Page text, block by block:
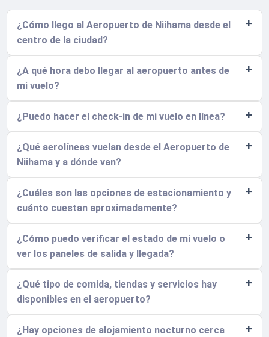
¿Cómo llego al Aeropuerto de Niihama desde el
centro de la ciudad?
¿A qué hora debo llegar al aeropuerto antes de
mi vuelo?
¿Puedo hacer el check-in de mi vuelo en línea?
¿Qué aerolíneas vuelan desde el Aeropuerto de
Niihama y a dónde van?
¿Cuáles son las opciones de estacionamiento y
cuánto cuestan aproximadamente?
¿Cómo puedo verificar el estado de mi vuelo o
ver los paneles de salida y llegada?
¿Qué tipo de comida, tiendas y servicios hay
disponibles en el aeropuerto?
¿Hay opciones de alojamiento nocturno cerca